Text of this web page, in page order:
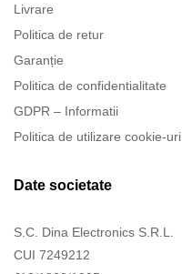
Livrare
Politica de retur
Garanție
Politica de confidentialitate
GDPR – Informatii
Politica de utilizare cookie-uri
Date societate
S.C. Dina Electronics S.R.L.
CUI 7249212